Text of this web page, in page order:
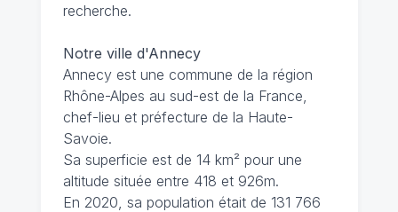
recherche.
Notre ville d'Annecy
Annecy est une commune de la région
Rhône-Alpes au sud-est de la France,
chef-lieu et préfecture de la Haute-
Savoie.
Sa superficie est de 14 km² pour une
altitude située entre 418 et 926m.
En 2020, sa population était de 131 766